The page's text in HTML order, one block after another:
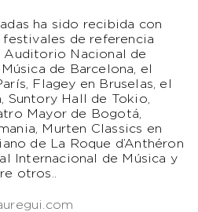
ha sido recibida con
festivales de referencia
Auditorio Nacional de
de Barcelona, el
Flagey en Bruselas, el
Suntory Hall de Tokio,
Mayor de Bogotá,
Murten Classics en
de La Roque d’Anthéron
Internacional de Música y
otros..